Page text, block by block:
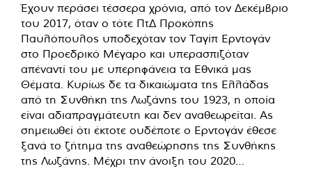
Έχουν περάσει τέσσερα χρόνια, από τον Δεκέμβριο
του 2017, όταν ο τότε ΠτΔ Προκόπης
Παυλόπουλος υποδεχόταν τον Ταγίπ Ερντογάν
στο Προεδρικό Μέγαρο και υπερασπιζόταν
απέναντί του με υπερηφάνεια τα Εθνικά μας
Θέματα. Κυρίως δε τα δικαιώματα της Ελλάδας
από τη Συνθήκη της Λωζάνης του 1923, η οποία
είναι αδιαπραγμάτευτη και δεν αναθεωρείται. Ας
σημειωθεί ότι έκτοτε ουδέποτε ο Ερντογάν έθεσε
ξανά το ζήτημα της αναθεώρησης της Συνθήκης
της Λωζάνης. Μέχρι την άνοιξη του 2020…